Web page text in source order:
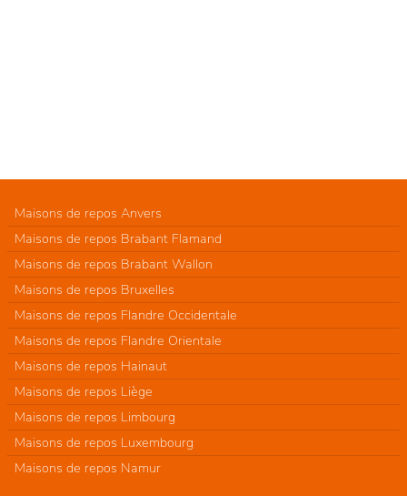
Maisons de repos Anvers
Maisons de repos Brabant Flamand
Maisons de repos Brabant Wallon
Maisons de repos Bruxelles
Maisons de repos Flandre Occidentale
Maisons de repos Flandre Orientale
Maisons de repos Hainaut
Maisons de repos Liège
Maisons de repos Limbourg
Maisons de repos Luxembourg
Maisons de repos Namur